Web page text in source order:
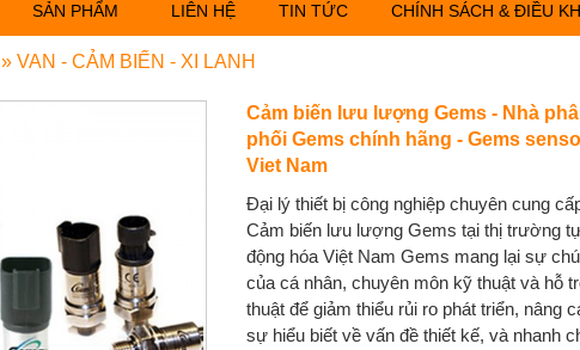
Cảm biến lưu lượng Gems - Nhà
phối Gems chính hãng - Gems
Viet Nam
Đại lý thiết bị công nghiệp chuyên cung
Cảm biến lưu lượng Gems tại thị trường
động hóa Việt Nam Gems mang lại sự
của cá nhân, chuyên môn kỹ thuật và hỗ
thuật để giảm thiểu rủi ro phát triển, nâng
sự hiểu biết về vấn đề thiết kế, và nhanh
»VAN - CẢM BIẾN - XI LANH
SẢN PHẨM LIÊN HỆ TIN TỨC CHÍNH SÁCH & ĐIỀU